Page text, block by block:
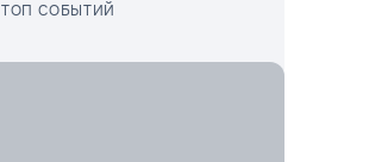
ТОП СОБЫТИЙ